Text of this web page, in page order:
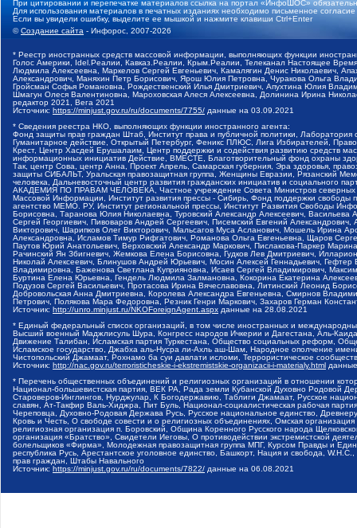
При цитировании и перепечатке материалов ссылка на портал «ИнфоШОС»
Для использования материалов в печатных изданиях необходимо письменное
Если вы увидели ошибку, выделите ее мышкой и нажмите клавиши Ctrl+Enter
©Создание сайта - Инфорос, 2007-2026
* Реестр иностранных средств массовой информации, выполняющих функции
Голос Америки, Idel.Реалии, Кавказ.Реалии, Крым.Реалии, Телеканал Настоящее
Людмила Алексеевна, Маркелов Сергей Евгеньевич, Камалягин Денис Николаевич,
Александрович, Маняхин Петр Борисович, Ярош Юлия Петровна, Чуракова Ольга
Гройсман Софья Романовна, Рождественский Илья Дмитриевич, Апухтина Юлия
Шмагун Олеся Валентиновна, Мароховская Алеся Алексеевна, Долинина Ирина
редактор 2021, Вега 2021
Источник: https://minjust.gov.ru/ru/documents/7755/ данные на 03.09.2021
* Сведения реестра НКО, выполняющих функции иностранного агента:
Фонд защиты прав граждан Штаб, Институт права и публичной политики,
Гуманитарное действие, Открытый Петербург, Феникс ПЛЮС, Лига Избирателей,
Крест, Центр Хасдей Ерушалаим, Центр поддержки и содействия развитию средств
информационных инициатив Действие, ВМЕСТЕ, Благотворительный фонд охраны
Так, центр Сова, центр Анна, Проект Апрель, Самарская губерния, Эра здоровья,
защиты СИБАЛЬТ, Уральская правозащитная группа, Женщины Евразии, Рязанский
человека, Дальневосточный центр развития гражданских инициатив и социального
АКАДЕМИЯ ПО ПРАВАМ ЧЕЛОВЕКА, Частное учреждение Совета Министров северных
Массовой Информации, Институт развития прессы - Сибирь, Фонд поддержки
агентство МЕМО. РУ, Институт региональной прессы, Институт Развития Свободы
Борисовна, Таранова Юлия Николаевна, Туровский Александр Алексеевич,
Сергей Георгиевич, Пивоваров Андрей Сергеевич, Писемский Евгений
Викторович, Шарипков Олег Викторович, Мальсагов Муса Асланович, Мошель Ирина
Александровна, Исламов Тимур Рифгатович, Романова Ольга Евгеньевна, Щаров
Паутов Юрий Анатольевич, Верховский Александр Маркович, Пислакова-Паркер
Рачинский Ян Збигневич, Жемкова Елена Борисовна, Гудков Лев Дмитриевич,
Николай Алексеевич, Блинушов Андрей Юрьевич, Мосин Алексей Геннадьевич,
Владимировна, Баженова Светлана Куприяновна, Исаев Сергей Владимирович,
Буртина Елена Юрьевна, Гендель Людмила Залмановна, Кокорина Екатерина
Подузов Сергей Васильевич, Протасова Ирина Вячеславовна, Литинский Леонид
Добровольская Анна Дмитриевна, Королева Александра Евгеньевна, Смирнов
Петрович, Полякова Мара Федоровна, Резник Генри Маркович, Захаров Герман
Источник: http://unro.minjust.ru/NKOForeignAgent.aspx данные на 28.08.2021
* Единый федеральный список организаций, в том числе иностранных и
Высший военный Маджлисуль Шура, Конгресс народов Ичкерии и Дагестана, Аль-
Движение Талибан, Исламская партия Туркестана, Общество социальных реформ,
Исламское государство, Джабха аль-Нусра ли-Ахль аш-Шам, Народное ополчение
Чистопольский Джамаат, Рохнамо ба суи давлати исломи, Террористическое
Источник: http://nac.gov.ru/terroristicheskie-i-ekstremistskie-organizacii-i-materialy.html
* Перечень общественных объединений и религиозных организаций в отношении
Национал-большевистская партия, ВЕК РА, Рада земли Кубанской Духовно Родовой
Староверов-Инглингов, Нурджулар, К Богодержавию, Таблиги Джамаат, Русское
славян, Ат-Такфир Валь-Хиджра, Пит Буль, Национал-социалистическая рабочая
Череповца, Духовно-Родовая Держава Русь, Русское национальное единство,
Кровь и Честь, О свободе совести и о религиозных объединениях, Омская
религиозная организация п. Боровский, Община Коренного Русского народа
организация «Братство», Свидетели Иеговы, О противодействии экстремистской
болельщиков «Фирма», Молодежная правозащитная группа МПГ, Курсом Правды и
республика Русь, Арестантское уголовное единство, Башкорт, Нация и свобода,
прав граждан, Штабы Навального
Источник: https://minjust.gov.ru/ru/documents/7822/ данные на 06.08.2021